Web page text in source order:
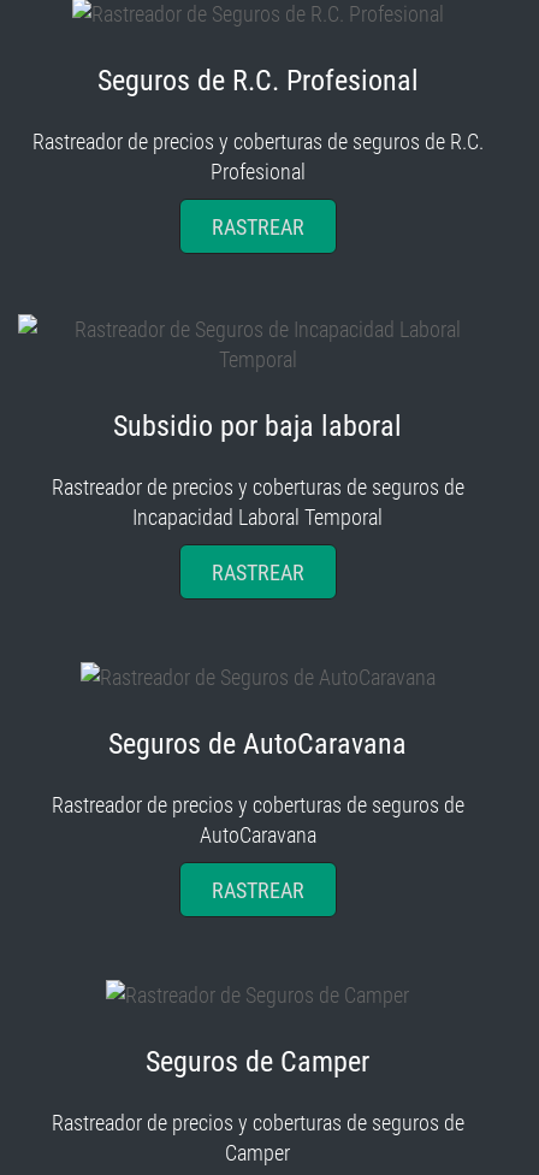
Seguros de R.C. Profesional
Rastreador de precios y coberturas de seguros de R.C.
Profesional
RASTREAR
Subsidio por baja laboral
Rastreador de precios y coberturas de seguros de
Incapacidad Laboral Temporal
RASTREAR
Seguros de AutoCaravana
Rastreador de precios y coberturas de seguros de
AutoCaravana
RASTREAR
Seguros de Camper
Rastreador de precios y coberturas de seguros de
Camper